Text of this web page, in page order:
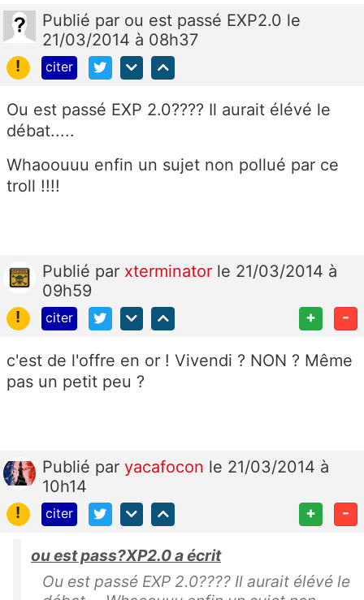
Publié par ou est passé EXP2.0 le
21/03/2014 à 08h37
!
citer
Ou est passé EXP 2.0???? Il aurait élévé le
débat.....
Whaoouuu enfin un sujet non pollué par ce
troll !!!!
Publié par xterminator le 21/03/2014 à
09h59
!
citer + -
c'est de l'offre en or ! Vivendi ? NON ? Même
pas un petit peu ?
Publié par yacafocon le 21/03/2014 à
10h14
!
citer + -
ou est pass?XP2.0 a écrit
Ou est passé EXP 2.0???? Il aurait élévé le